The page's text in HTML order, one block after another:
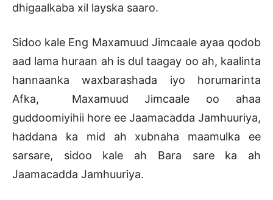
dhigaalkaba xil layska saaro.
Sidoo kale Eng Maxamuud Jimcaale ayaa qodob
aad lama huraan ah is dul taagay oo ah, kaalinta
hannaanka waxbarashada iyo horumarinta
Afka, Maxamuud Jimcaale oo ahaa
guddoomiyihii hore ee Jaamacadda Jamhuuriya,
haddana ka mid ah xubnaha maamulka ee
sarsare, sidoo kale ah Bara sare ka ah
Jaamacadda Jamhuuriya.